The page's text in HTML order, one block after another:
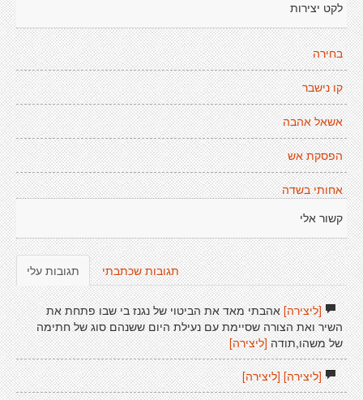
לקט יצירות
בחירה
קו נישבר
אשאל אהבה
הפסקת אש
אחותי בשדה
קשור אלי
תגובות עלי תגובות שכתבתי
[ליצירה]אהבתי מאד את הביטוי של נגנז בי שבו פתחת את
השיר ואת הצורה שסיימת עם נעילת היום ששנהם סוג של חתימה
של משהו,תודה [ליצירה]
[ליצירה] [ליצירה]